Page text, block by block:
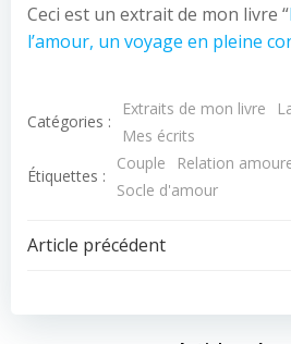
Ceci est un extrait de mon livre “
l’amour, un voyage en pleine
Catégories :
Extraits de mon livre
Mes écrits
Étiquettes :
Couple Relation
Socle d'amour
Article précédent